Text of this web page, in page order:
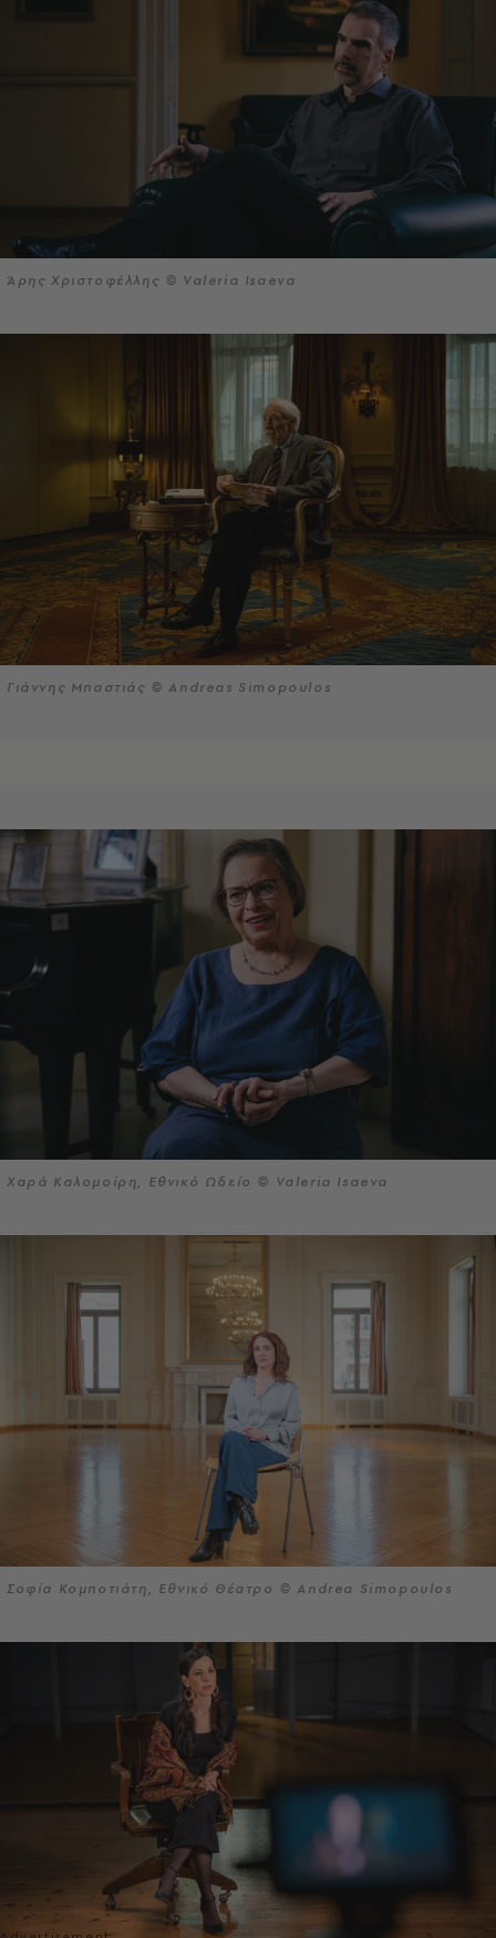
Άρης Χριστοφέλλης © Valeria Isaeva
Γιάννης Μπαστιάς © Andreas Simopoulos
Χαρά Καλομοίρη, Εθνικό Ωδείο © Valeria Isaeva
Σοφία Κομποτιάτη, Εθνικό Θέατρο © Andrea Simopoulos